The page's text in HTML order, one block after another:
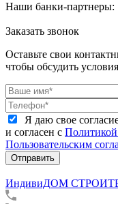
Наши банки-партнеры:
Заказать звонок
Оставьте свои
чтобы обсудить
Я даю свое
и согласен с
Пользовательским
Отправить
ИндивиДОМ